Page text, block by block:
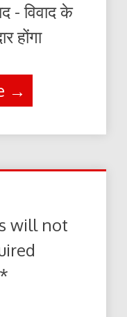
- विवाद के
होंगा
→
will not
*